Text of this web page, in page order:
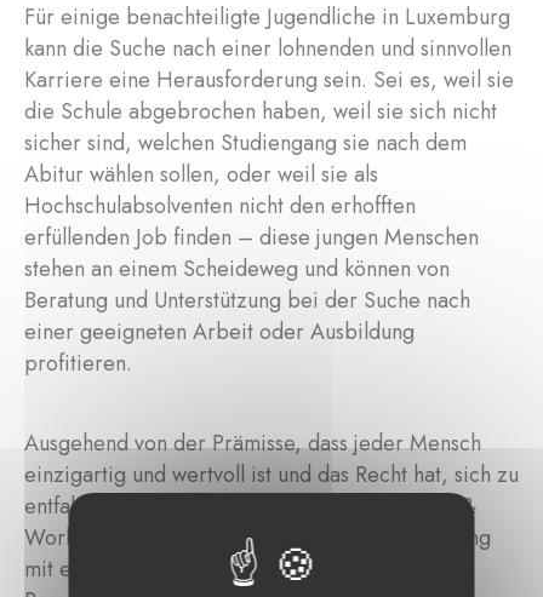
Für einige benachteiligte Jugendliche in Luxemburg
kann die Suche nach einer lohnenden und sinnvollen
Karriere eine Herausforderung sein. Sei es, weil sie
die Schule abgebrochen haben, weil sie sich nicht
sicher sind, welchen Studiengang sie nach dem
Abitur wählen sollen, oder weil sie als
Hochschulabsolventen nicht den erhofften
erfüllenden Job finden – diese jungen Menschen
stehen an einem Scheideweg und können von
Beratung und Unterstützung bei der Suche nach
einer geeigneten Arbeit oder Ausbildung
profitieren.
Ausgehend von der Prämisse, dass jeder Mensch
einzigartig und wertvoll ist und das Recht hat, sich zu
entfalten und weiterzuentwickeln, bietet Youth &
Work jungen Menschen individuelle Unterstützung
mit einem starken Fokus auf Beziehungen,